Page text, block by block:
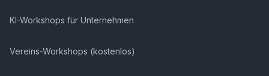
KI-Workshops für Unternehmen
Vereins-Workshops (kostenlos)